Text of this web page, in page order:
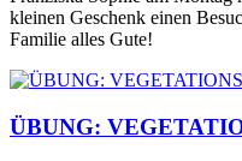
kleinen Geschenk einen
Familie alles Gute!
ÜBUNG: